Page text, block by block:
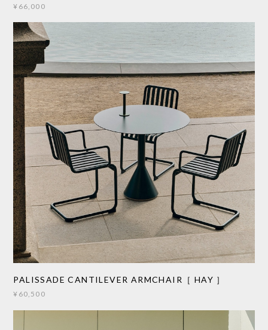
¥66,000
PALISSADE CANTILEVER ARMCHAIR［ HAY ］
¥60,500